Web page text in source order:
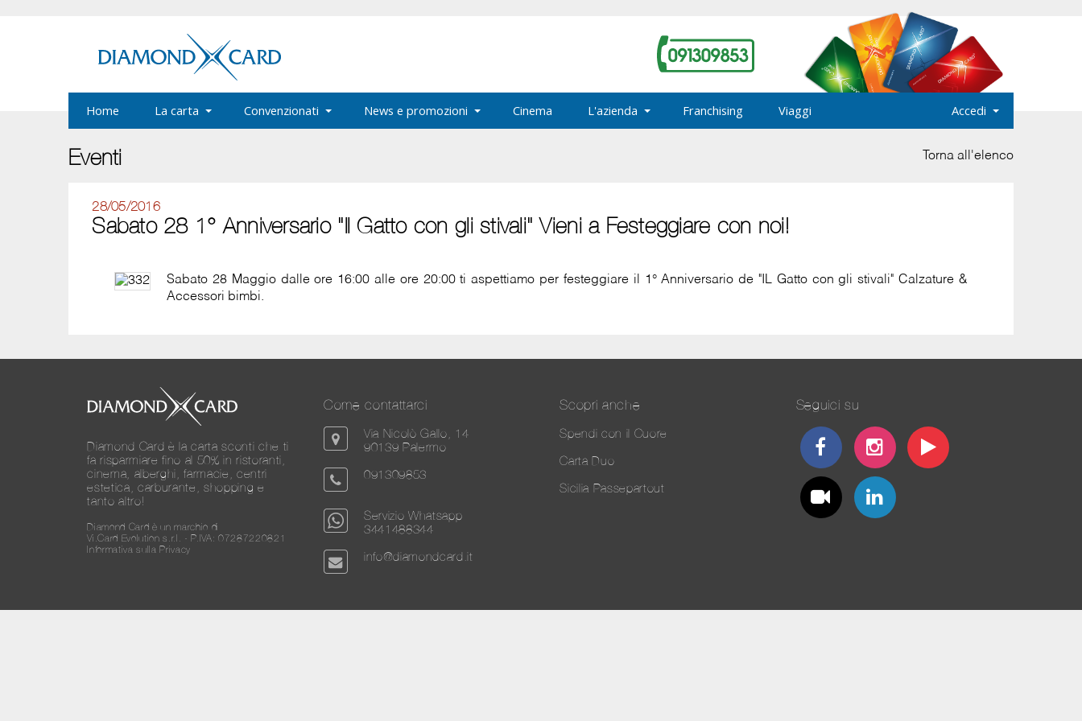
Home La carta Convenzionati News e promozioni Cinema L'azienda Franchising Viaggi Accedi
Eventi Torna all'elenco
28/05/2016
Sabato 28 1° Anniversario "Il Gatto con gli stivali" Vieni a Festeggiare con noi!
Sabato 28 Maggio dalle ore 16:00 alle ore 20:00 ti aspettiamo per festeggiare il 1° Anniversario de "IL Gatto con gli stivali" Calzature &
Accessori bimbi.
Diamond Card è la carta sconti che ti
fa risparmiare fino al 50% in ristoranti,
cinema, alberghi, farmacie, centri
estetica, carburante, shopping e
tanto altro!
Diamond Card è un marchio di
Vi.Card Evolution s.r.l. - P.IVA: 07287220821
Informativa sulla Privacy
Come contattarci
Via Nicolò Gallo, 14
90139 Palermo
091309853
Servizio Whatsapp
3441488344
info@diamondcard.it
Scopri anche
Spendi con il Cuore
Carta Duo
Sicilia Passepartout
Seguici su